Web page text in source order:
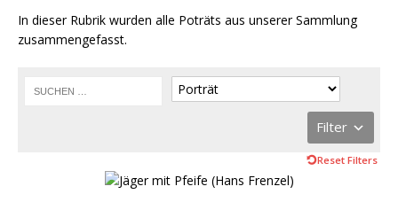
In dieser Rubrik wurden alle Poträts aus unserer Sammlung
zusammengefasst.
Filter
Reset Filters